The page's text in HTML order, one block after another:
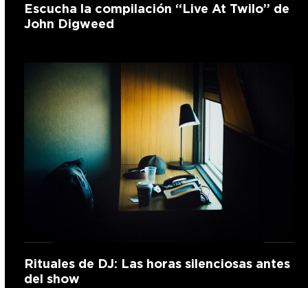
Escucha la compilación “Live At Twilo” de
John Digweed
Rituales de DJ: Las horas silenciosas antes
del show